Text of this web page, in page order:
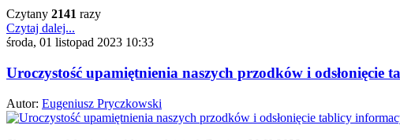
Czytany 2141 razy
Czytaj dalej...
środa, 01 listopad 2023 10:33
Uroczystość upamiętnienia naszych przodków i
Autor: Eugeniusz Pryczkowski